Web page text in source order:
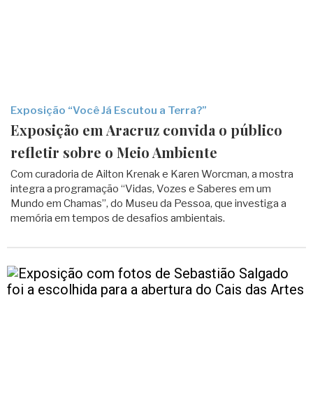
Exposição “Você Já Escutou a Terra?”
Exposição em Aracruz convida o público
refletir sobre o Meio Ambiente
Com curadoria de Ailton Krenak e Karen Worcman, a mostra
integra a programação “Vidas, Vozes e Saberes em um
Mundo em Chamas”, do Museu da Pessoa, que investiga a
memória em tempos de desafios ambientais.